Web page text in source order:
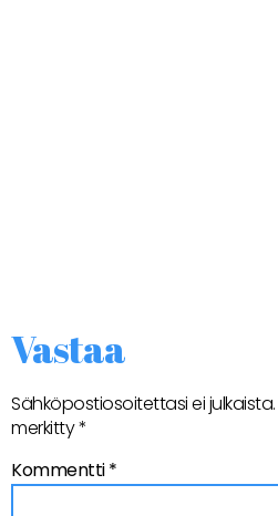
Vastaa
Sähköpostiosoitettasi ei julkaista.
merkitty*
Kommentti*